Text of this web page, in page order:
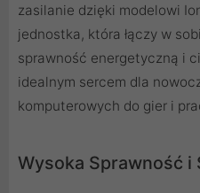
zasilanie dzięki modelowi
jednostka, która łączy w
sprawność energetyczną i
idealnym sercem dla
komputerowych do gier i
Wysoka Sprawność i